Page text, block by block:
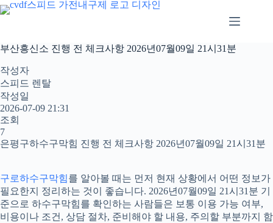
본
문
로
건
너
뛰
기
부산흥신소 진행 전 체크사항 2026년07월09일 21시31분
작성자
스피드 렌탈
작성일
2026-07-09 21:31
조회
7
은평구하수구막힘 진행 전 체크사항 2026년07월09일 21시31분
구로하수구막힘를 알아볼 때는 먼저 현재 상황에서 어떤 정보가
필요한지 정리하는 것이 좋습니다. 2026년07월09일 21시31분 기
준으로 하수구막힘를 확인하는 사람들은 보통 이용 가능 여부,
비용이나 조건, 상담 절차, 준비해야 할 내용, 주의할 부분까지 함